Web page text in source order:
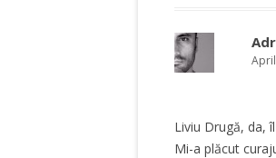
Liviu Drugă, da,
Mi-a plăcut